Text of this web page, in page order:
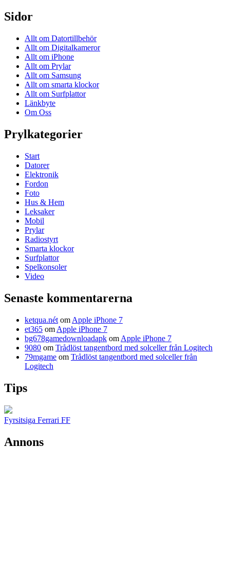
Sidor
Allt om Datortillbehör
Allt om Digitalkameror
Allt om iPhone
Allt om Prylar
Allt om Samsung
Allt om smarta klockor
Allt om Surfplattor
Länkbyte
Om Oss
Prylkategorier
Start
Datorer
Elektronik
Fordon
Foto
Hus & Hem
Leksaker
Mobil
Prylar
Radiostyrt
Smarta klockor
Surfplattor
Spelkonsoler
Video
Senaste kommentarerna
ketqua.nét om Apple iPhone 7
et365 om Apple iPhone 7
bg678gamedownloadapk om Apple iPhone 7
9080 om Trådlöst tangentbord med solceller från Logitech
79mgame om Trådlöst tangentbord med solceller från
Logitech
Tips
Fyrsitsiga Ferrari FF
Annons